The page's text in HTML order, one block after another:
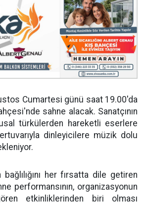
Cumartesi günü saat 19.00'da
sahne alacak. Sanatçının
türkülerden hareketli eserlere
dinleyicilere müzik dolu
her fırsatta dile getiren
performansının, organizasyonun
etkinliklerinden biri olması